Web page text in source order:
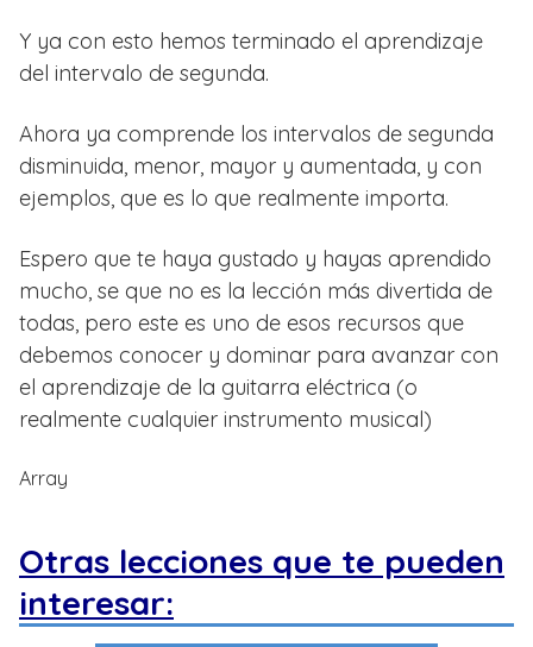
Y ya con esto hemos terminado el aprendizaje
del intervalo de segunda.
Ahora ya comprende los intervalos de segunda
disminuida, menor, mayor y aumentada, y con
ejemplos, que es lo que realmente importa.
Espero que te haya gustado y hayas aprendido
mucho, se que no es la lección más divertida de
todas, pero este es uno de esos recursos que
debemos conocer y dominar para avanzar con
el aprendizaje de la guitarra eléctrica (o
realmente cualquier instrumento musical)
Array
Otras lecciones que te pueden
interesar: